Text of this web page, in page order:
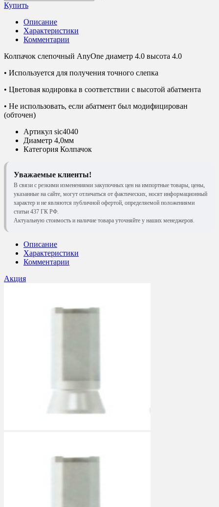
Купить
Описание
Характеристики
Комментарии
Колпачок слепочный AnyOne диаметр 4.0 высота 4.0
• Используется для получения точного слепка
• Цветовая кодировка в соответствии с высотой абатмента
• Не использовать, если абатмент был модифицирован
(обточен)
Артикул sic4040
Диаметр 4,0мм
Категория Колпачок
Уважаемые клиенты!
В связи с резкими изменениями закупочных цен на импортные товары, цены,
указанные на сайте, могут отличаться от фактических, носят информационный
характер и не являются публичной офертой, определяемой положениями
статьи 437 ГК РФ.
Актуальную стоимость и наличие товара уточняйте у наших менеджеров.
Описание
Характеристики
Комментарии
Акция